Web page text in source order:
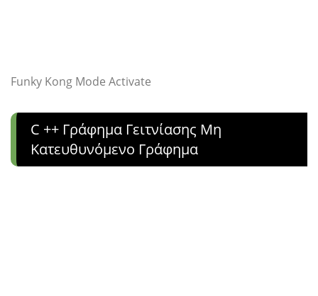
Funky Kong Mode Activate
C ++ Γράφημα Γειτνίασης Μη
Κατευθυνόμενο Γράφημα